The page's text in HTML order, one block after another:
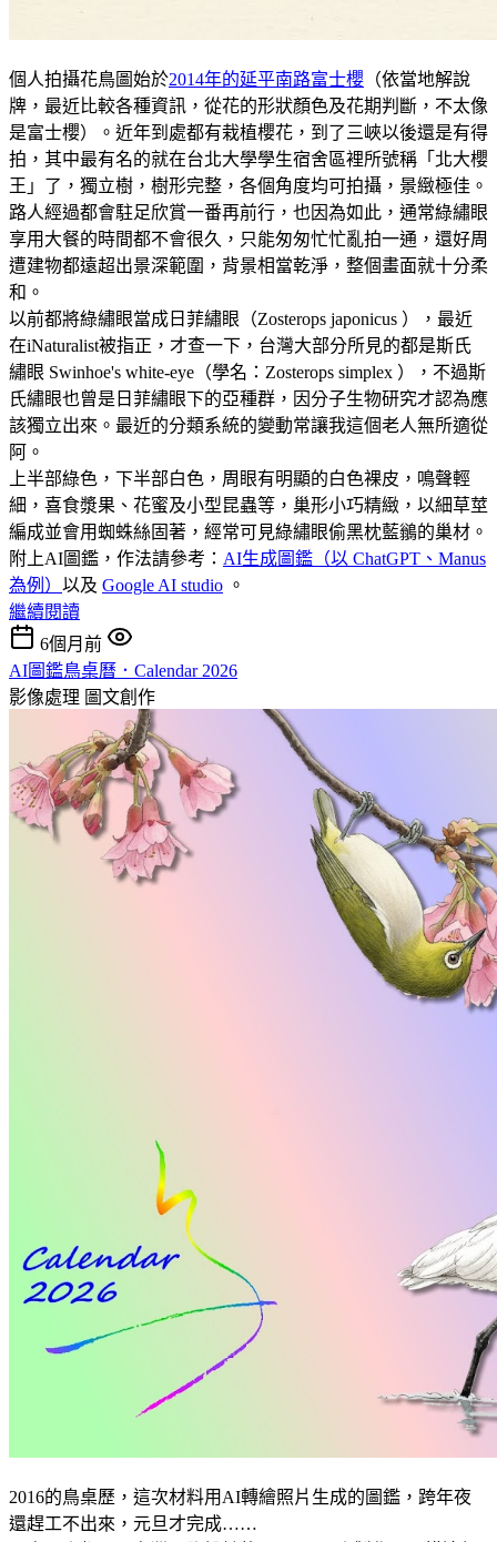
個人拍攝花鳥圖始於2014年的延平南路富士櫻 （依當地解說
牌，最近比較各種資訊，從花的形狀顏色及花期判斷，不太像
是富士櫻）。近年到處都有栽植櫻花，到了三峽以後還是有得
拍，其中最有名的就在台北大學學生宿舍區裡所號稱「北大櫻
王」了，獨立樹，樹形完整，各個角度均可拍攝，景緻極佳。
路人經過都會駐足欣賞一番再前行，也因為如此，通常綠繡眼
享用大餐的時間都不會很久，只能匆匆忙忙亂拍一通，還好周
遭建物都遠超出景深範圍，背景相當乾淨，整個畫面就十分柔
和。
以前都將綠繡眼當成日菲繡眼（Zosterops japonicus ），最近
在iNaturalist被指正，才查一下，台灣大部分所見的都是斯氏
繡眼 Swinhoe's white-eye（學名：Zosterops simplex ），不過斯
氏繡眼也曾是日菲繡眼下的亞種群，因分子生物研究才認為應
該獨立出來。最近的分類系統的變動常讓我這個老人無所適從
阿。
上半部綠色，下半部白色，周眼有明顯的白色裸皮，鳴聲輕
細，喜食漿果、花蜜及小型昆蟲等，巢形小巧精緻，以細草莖
編成並會用蜘蛛絲固著，經常可見綠繡眼偷黑枕藍鶲的巢材。
附上AI圖鑑，作法請參考： AI生成圖鑑（以 ChatGPT、Manus
為例） 以及 Google AI studio 。
繼續閱讀
6個月前
AI圖鑑鳥桌曆．Calendar 2026
影像處理 圖文創作
2016的鳥桌歷，這次材料用AI轉繪照片生成的圖鑑，跨年夜
還趕工不出來，元旦才完成……